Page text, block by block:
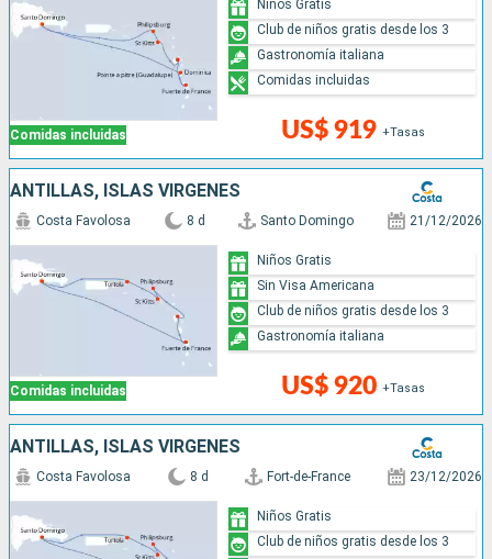
Comidas incluidas US$ 919 +Tasas
Niños Gratis
Club de niños gratis desde los 3
Gastronomía italiana
Comidas incluidas
ANTILLAS, ISLAS VÍRGENES
Comidas incluidas
Costa Favolosa 8 d Santo Domingo 21/12/2026
US$ 920 +Tasas
Niños Gratis
Sin Visa Americana
Club de niños gratis desde los 3
Gastronomía italiana
ANTILLAS, ISLAS VÍRGENES
Costa Favolosa 8 d Fort-de-France 23/12/2026
Niños Gratis
Club de niños gratis desde los 3